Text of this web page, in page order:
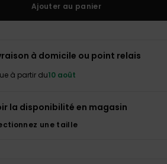
Ajouter au panier
à domicile ou point relais
à partir du10 août
la disponibilité en magasin
une taille